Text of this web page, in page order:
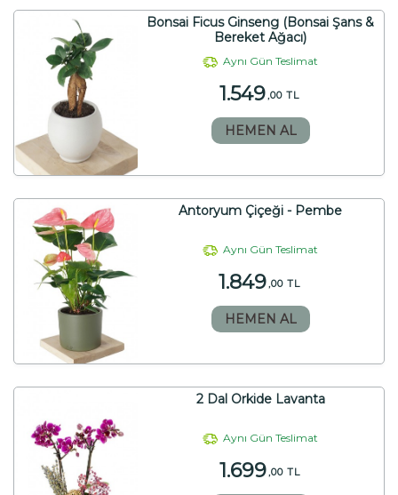
Bonsai Ficus Ginseng (Bonsai Şans &
Bereket Ağacı)
Aynı Gün Teslimat
1.549,00 TL
HEMEN AL
Antoryum Çiçeği - Pembe
Aynı Gün Teslimat
1.849,00 TL
HEMEN AL
2 Dal Orkide Lavanta
Aynı Gün Teslimat
1.699,00 TL